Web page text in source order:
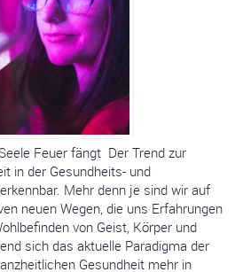
Feuer fängt Der Trend zur
in der Gesundheits- und
Mehr denn je sind wir auf
neuen Wegen, die uns Erfahrungen
von Geist, Körper und
sich das aktuelle Paradigma der
Gesundheit mehr in